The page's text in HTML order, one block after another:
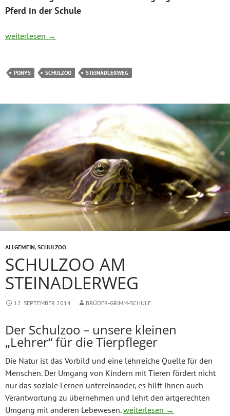
Pferd in der Schule
Konzept zur Haltung und zum pädagogischen Einsatz von
weiterlesen →
PONYS SCHULZOO STEINADLERWEG
ALLGEMEIN,SCHULZOO
SCHULZOO AM
STEINADLERWEG
12. SEPTEMBER 2014 BRÜDER-GRIMM-SCHULE
Der Schulzoo – unsere kleinen
„Lehrer“ für die Tierpfleger
Die Natur ist das Vorbild und eine lehrreiche Quelle für den
Menschen. Der Umgang von Kindern mit Tieren fördert nicht
nur das soziale Lernen untereinander, es hilft ihnen auch
Verantwortung zu übernehmen und lehrt den artgerechten
Umgang mit anderen Lebewesen.Schulzoo am Steinadlerweg
weiterlesen →